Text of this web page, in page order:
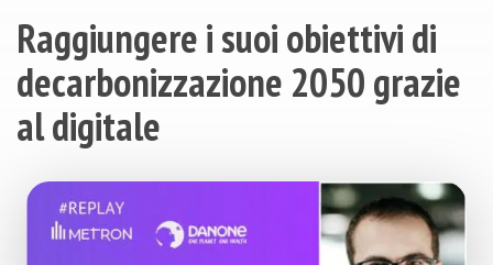
Raggiungere i suoi obiettivi di
decarbonizzazione 2050 grazie
al digitale